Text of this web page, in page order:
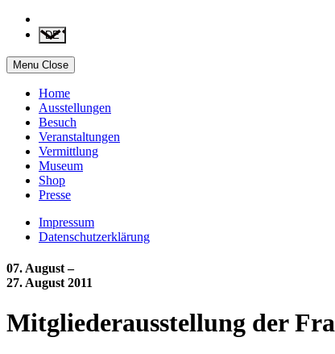
DE
Menu Close
Home
Ausstellungen
Besuch
Veranstaltungen
Vermittlung
Museum
Shop
Presse
Impressum
Datenschutzerklärung
07. August –
27. August 2011
Mitgliederausstellung der